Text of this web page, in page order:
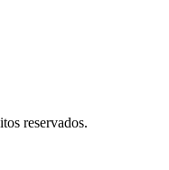
reservados.